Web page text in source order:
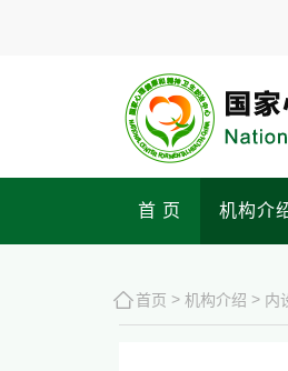
首 页 机构介
首页 > 机构介绍 > 内